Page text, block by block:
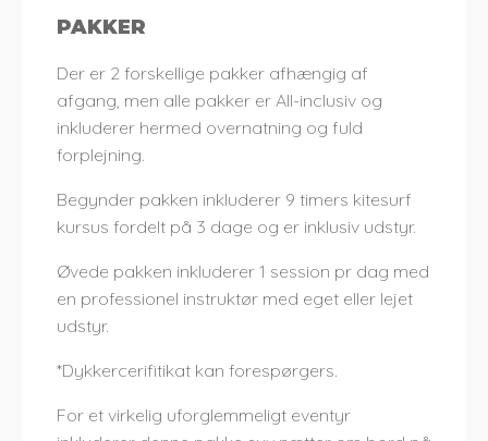
PAKKER
Der er 2 forskellige pakker afhængig af
afgang, men alle pakker er All-inclusiv og
inkluderer hermed overnatning og fuld
forplejning.
Begynder pakken inkluderer 9 timers kitesurf
kursus fordelt på 3 dage og er inklusiv udstyr.
Øvede pakken inkluderer 1 session pr dag med
en professionel instruktør med eget eller lejet
udstyr.
*Dykkercerifitikat kan forespørgers.
For et virkelig uforglemmeligt eventyr